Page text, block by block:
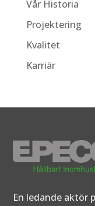
Vår Historia
Projektering
Kvalitet
Karriär
En ledande aktör